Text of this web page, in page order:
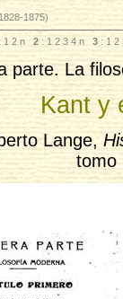
1875)
: 1 2 n 2 : 1 2 3 4 n 3 : 1 2
parte. La
Kant y
Lange,
tomo